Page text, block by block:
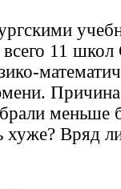
11 школ
меньше
хуже? Вряд